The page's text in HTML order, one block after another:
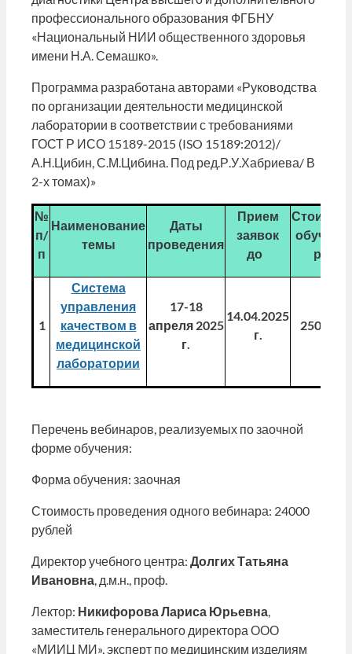
профессионального образования ФГБНУ
«Национальный НИИ общественного здоровья
имени Н.А. Семашко».
Программа разработана авторами «Руководства
по организации деятельности медицинской
лаборатории в соответствии с требованиями
ГОСТ Р ИСО 15189-2015 (ISO 15189:2012)/
А.Н.Цибин, С.М.Цибина. Под ред.Р.У.Хабриева/ В
2-х томах)»
№
п/
п
Наименование
темы
Даты
проведения
Прием
заявок
до
руб.
1
Система
управления
качеством в
медицинской
лаборатории
17-18
апреля 2025
г.
14.04.2025
г.
25000,00
Перечень вебинаров, реализуемых по заочной
форме обучения:
Форма обучения: заочная
Стоимость проведения одного вебинара: 24000
рублей
Директор учебного центра: Долгих Татьяна
Ивановна, д.м.н., проф.
Лектор: Никифорова Лариса Юрьевна,
заместитель генерального директора ООО
«МИИЦ МИ», эксперт по медицинским изделиям